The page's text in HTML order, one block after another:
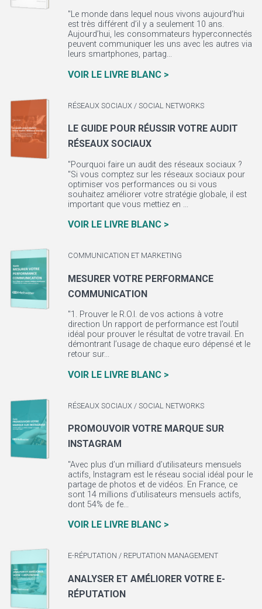
"Le monde dans lequel nous vivons aujourd’hui
est très différent d’il y a seulement 10 ans.
Aujourd’hui, les consommateurs hyperconnectés
peuvent communiquer les uns avec les autres via
leurs smartphones, partag...
VOIR LE LIVRE BLANC >
RÉSEAUX SOCIAUX / SOCIAL NETWORKS
LE GUIDE POUR RÉUSSIR VOTRE AUDIT
RÉSEAUX SOCIAUX
"Pourquoi faire un audit des réseaux sociaux ?
"Si vous comptez sur les réseaux sociaux pour
optimiser vos performances ou si vous
souhaitez améliorer votre stratégie globale, il est
important que vous mettiez en ...
VOIR LE LIVRE BLANC >
COMMUNICATION ET MARKETING
MESURER VOTRE PERFORMANCE
COMMUNICATION
"1. Prouver le R.O.I. de vos actions à votre
direction Un rapport de performance est l’outil
idéal pour prouver le résultat de votre travail. En
démontrant l’usage de chaque euro dépensé et le
retour sur...
VOIR LE LIVRE BLANC >
RÉSEAUX SOCIAUX / SOCIAL NETWORKS
PROMOUVOIR VOTRE MARQUE SUR
INSTAGRAM
"Avec plus d’un milliard d’utilisateurs mensuels
actifs, Instagram est le réseau social idéal pour le
partage de photos et de vidéos. En France, ce
sont 14 millions d’utilisateurs mensuels actifs,
dont 54% de fe...
VOIR LE LIVRE BLANC >
E-RÉPUTATION / REPUTATION MANAGEMENT
ANALYSER ET AMÉLIORER VOTRE E-
RÉPUTATION